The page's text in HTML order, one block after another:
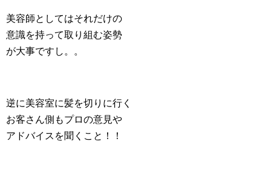
美容師としてはそれだけの
意識を持って取り組む姿勢
が大事ですし。。
逆に美容室に髪を切りに行く
お客さん側もプロの意見や
アドバイスを聞くこと！！